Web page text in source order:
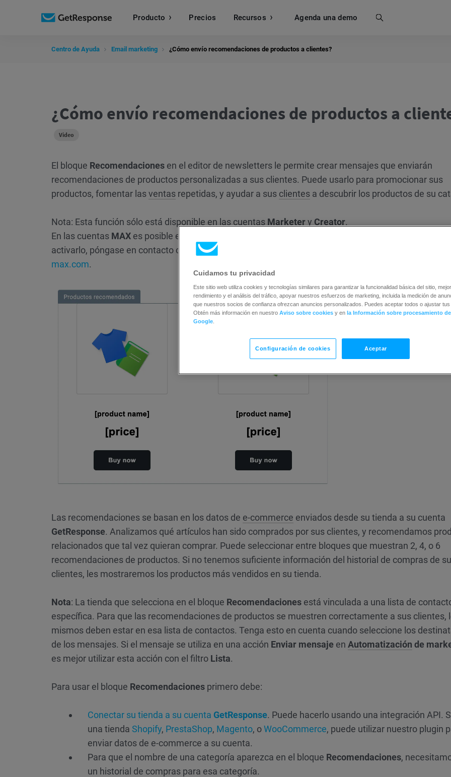
Producto Precios Recursos Agenda una demo
Buscar
Centro de Ayuda Email marketing ¿Cómo envío recomendaciones de productos a clientes?
¿Cómo envío recomendaciones de productos a
Video
El bloque Recomendaciones en el editor de newsletters le permite crear mensajes que enviarán
recomendaciones de productos personalizadas a sus clientes. Puede usarlo para promocionar sus
productos, fomentar lasventas repetidas, y ayudar a sus clientes a descubrir los productos de su
Nota: Esta función sólo está disponible en las cuentas Marketery Creator.
En las cuentas MAX es posible enviar recomendaciones personalizadas gracias a nuestro motor de
activarlo, póngase en contacto con nuestros gestores de experiencia del cliente en
max.com.
Las recomendaciones se basan en los datos de e-commerce enviados desde su tienda a su cuenta
GetResponse. Analizamos qué artículos han sido comprados por sus clientes, y recomendamos
relacionados que tal vez quieran comprar. Puede seleccionar entre bloques que muestran 2, 4, o 6
recomendaciones de productos. Si no tenemos suficiente información del historial de compras de
clientes, les mostraremos los productos más vendidos en su tienda.
Nota: La tienda que selecciona en el bloque Recomendaciones está vinculada a una lista de
específica. Para que las recomendaciones de productos se muestren correctamente a sus clientes,
mismos deben estar en esa lista de contactos. Tenga esto en cuenta cuando seleccione los
de los mensajes. Si el mensaje se utiliza en una acción Enviar mensaje en Automatización de
es mejor utilizar esta acción con el filtro Lista.
Para usar el bloque Recomendaciones primero debe:
Conectar su tienda a su cuenta GetResponse. Puede hacerlo usando una integración API.
una tienda Shopify, PrestaShop, Magento, oWooCommerce, puede utilizar nuestro plugin
enviar datos de e-commerce a su cuenta.
Para que el nombre de una categoría aparezca en el bloque Recomendaciones,
un historial de compras para esa categoría.
Cuidamos tu privacidad
Este sitio web utiliza cookies y tecnologías similares para garantizar la funcionalidad básica del sitio,
rendimiento y el análisis del tráfico, apoyar nuestros esfuerzos de marketing, incluida la medición de
que nuestros socios de confianza ofrezcan anuncios personalizados. Puedes aceptar todos o ajustar tus
Obtén más información en nuestro Aviso sobre cookies y en la Información sobre procesamiento
Google
Configuración de cookies Aceptar